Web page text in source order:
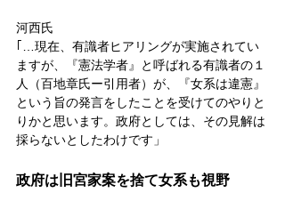
河西氏
｢…現在、有識者ヒアリングが実施されてい
ますが、『憲法学者』と呼ばれる有識者の１
人（百地章氏ー引用者）が、『女系は違憲』
という旨の発言をしたことを受けてのやりと
りかと思います。政府としては、その見解は
採らないとしたわけです」
政府は旧宮家案を捨て女系も視野